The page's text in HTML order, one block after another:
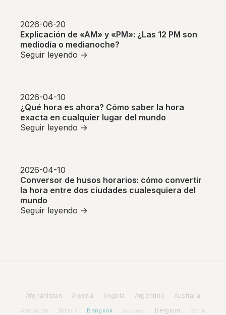
2026-06-20
Explicación de «AM» y «PM»: ¿Las 12 PM son
mediodía o medianoche?
Seguir leyendo →
2026-04-10
¿Qué hora es ahora? Cómo saber la hora
exacta en cualquier lugar del mundo
Seguir leyendo →
2026-04-10
Conversor de husos horarios: cómo convertir
la hora entre dos ciudades cualesquiera del
mundo
Seguir leyendo →
Afghanistan Algeria Angola Argentina Australia
Azerbaijan Bahrain Bangkok Barbados Belgium Benin